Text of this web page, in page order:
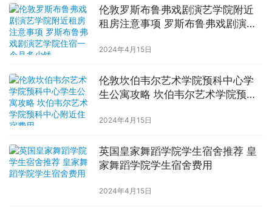
伦敦罗斯布鲁弗戏剧演艺学院附近
租房注意事项 罗斯布鲁弗戏剧演艺
2024年4月15日
伦敦坎伯韦尔艺术学院预科中心学
生公寓攻略 坎伯韦尔艺术学院预科
2024年4月15日
英国皇家舞蹈学院学生宿舍推荐 皇
家舞蹈学院学生宿舍费用
2024年4月15日